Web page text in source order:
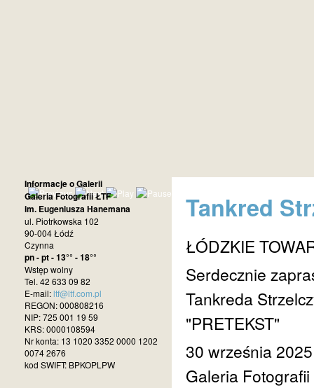
Tankred
ŁÓDZKIE
Serdecznie
Tankreda
"PRETEKST"
30 września
Galeria
Informacje o Galerii
Galeria Fotografii ŁTF
im. Eugeniusza Hanemana
ul. Piotrkowska 102
90-004 Łódź
Czynna
pn - pt - 13°° - 18°°
Wstęp wolny
Tel. 42 633 09 82
E-mail:ltf@ltf.com.pl
REGON: 000808216
NIP: 725 001 19 59
KRS: 0000108594
Nr konta: 13 1020 3352 0000 1202
0074 2676
kod SWIFT: BPKOPLPW